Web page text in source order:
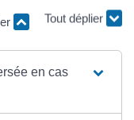
Tout déplier
en cas